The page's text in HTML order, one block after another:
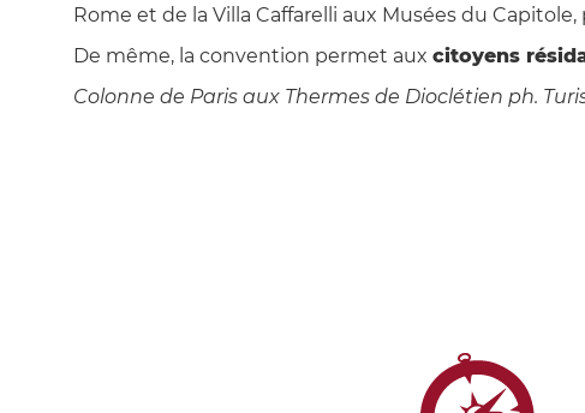
Rome et de la Villa Caffarelli aux Musées du
De même, la convention permet aux citoyens
Colonne de Paris aux Thermes de Dioclétien ph.